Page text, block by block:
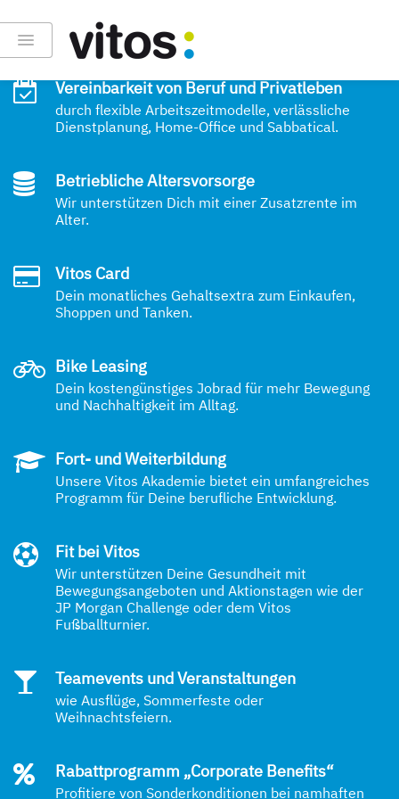
Unsere Benefits
Vereinbarkeit von Beruf und Privatleben
durch flexible Arbeitszeitmodelle, verlässliche
Dienstplanung, Home-Office und Sabbatical.
Betriebliche Altersvorsorge
Wir unterstützen Dich mit einer Zusatzrente im
Alter.
Vitos Card
Dein monatliches Gehaltsextra zum Einkaufen,
Shoppen und Tanken.
Bike Leasing
Dein kostengünstiges Jobrad für mehr Bewegung
und Nachhaltigkeit im Alltag.
Fort- und Weiterbildung
Unsere Vitos Akademie bietet ein umfangreiches
Programm für Deine berufliche Entwicklung.
Fit bei Vitos
Wir unterstützen Deine Gesundheit mit
Bewegungsangeboten und Aktionstagen wie der
JP Morgan Challenge oder dem Vitos
Fußballturnier.
Teamevents und Veranstaltungen
wie Ausflüge, Sommerfeste oder
Weihnachtsfeiern.
Rabattprogramm „Corporate Benefits“
Profitiere von Sonderkonditionen bei namhaften